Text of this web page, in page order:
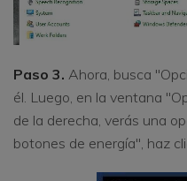
Paso 3. Ahora, busca
él. Luego, en la ventana
de la derecha, verás una
botones de energía", haz